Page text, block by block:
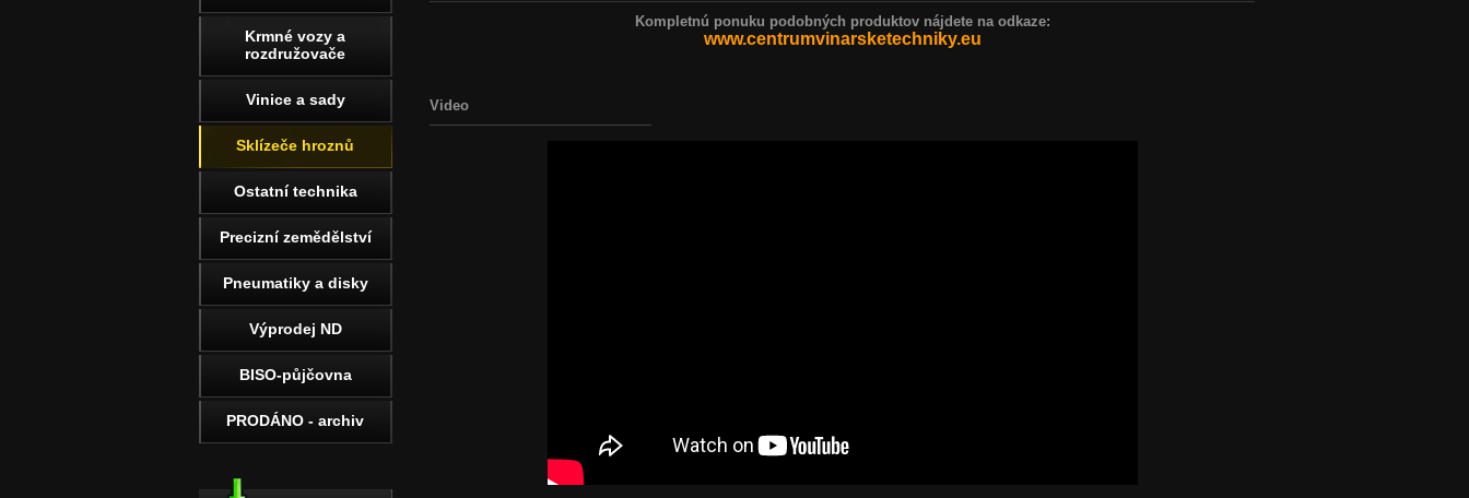
Kompletnú ponuku podobných produktov nájdete na odkaze:
www.centrumvinarsketechniky.eu
Video
Krmné vozy a
rozdružovače
Vinice a sady
Sklízeče hroznů
Ostatní technika
Precizní zemědělství
Pneumatiky a disky
Výprodej ND
BISO-půjčovna
PRODÁNO - archiv